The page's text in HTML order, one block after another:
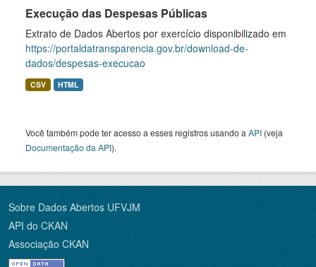
Execução das Despesas Públicas
Extrato de Dados Abertos por exercício disponibilizado em
https://portaldatransparencia.gov.br/download-de-
dados/despesas-execucao
CSV HTML
Você também pode ter acesso a esses registros usando a API (veja
Documentação da API).
Sobre Dados Abertos UFVJM
API do CKAN
Associação CKAN